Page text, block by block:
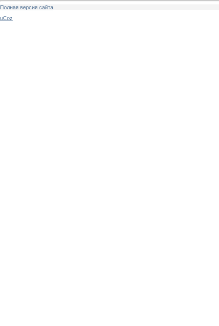
Полная версия сайта
uCoz